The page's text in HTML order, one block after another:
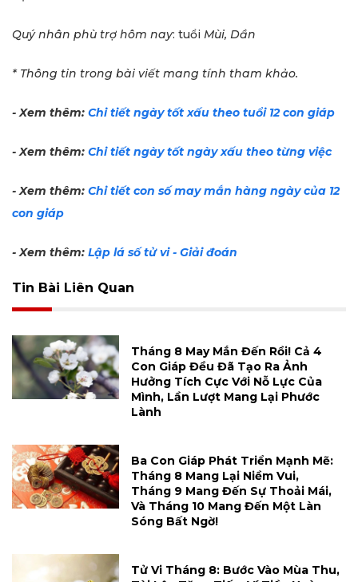
Quý nhân phù trợ hôm nay: tuổi Mùi, Dần
* Thông tin trong bài viết mang tính tham khảo.
- Xem thêm: Chi tiết ngày tốt xấu theo tuổi 12 con giáp
- Xem thêm: Chi tiết ngày tốt ngày xấu theo từng việc
- Xem thêm: Chi tiết con số may mắn hàng ngày của 12
con giáp
- Xem thêm: Lập lá số tử vi - Giải đoán
Tin Bài Liên Quan
Tháng 8 May Mắn Đến Rồi! Cả 4
Con Giáp Đều Đã Tạo Ra Ảnh
Hưởng Tích Cực Với Nỗ Lực Của
Mình, Lần Lượt Mang Lại Phước
Lành
Ba Con Giáp Phát Triển Mạnh Mẽ:
Tháng 8 Mang Lại Niềm Vui,
Tháng 9 Mang Đến Sự Thoải Mái,
Và Tháng 10 Mang Đến Một Làn
Sóng Bất Ngờ!
Tử Vi Tháng 8: Bước Vào Mùa Thu,